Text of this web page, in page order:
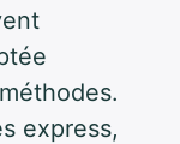
express,